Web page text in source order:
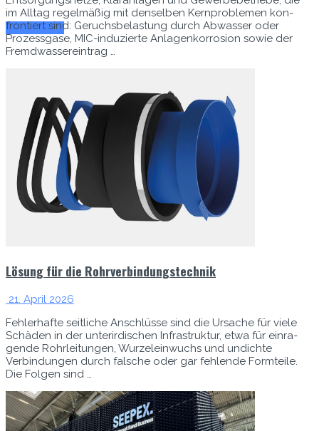
Zum E-Mag
im All­t­ag regelmäßig mit densel­ben Kern­prob­le­men kon­
fron­tiert sind: Geruchs­be­las­tung durch Abwass­er oder
Prozess­gase, MIC-induzierte Anla­genko­r­ro­sion sowie der
Fremd­wassere­in­trag …
Lösung für die Rohrverbindungstechnik
21. April 2026
Fehler­hafte seitliche Anschlüsse sind die Ursache für viele
Schä­den in der unterirdis­chen Infra­struk­tur, etwa für ein­ra­
gende Rohrleitun­gen, Wurzelein­wuchs und undichte
Verbindun­gen durch falsche oder gar fehlende Formteile.
Die Fol­gen sind …